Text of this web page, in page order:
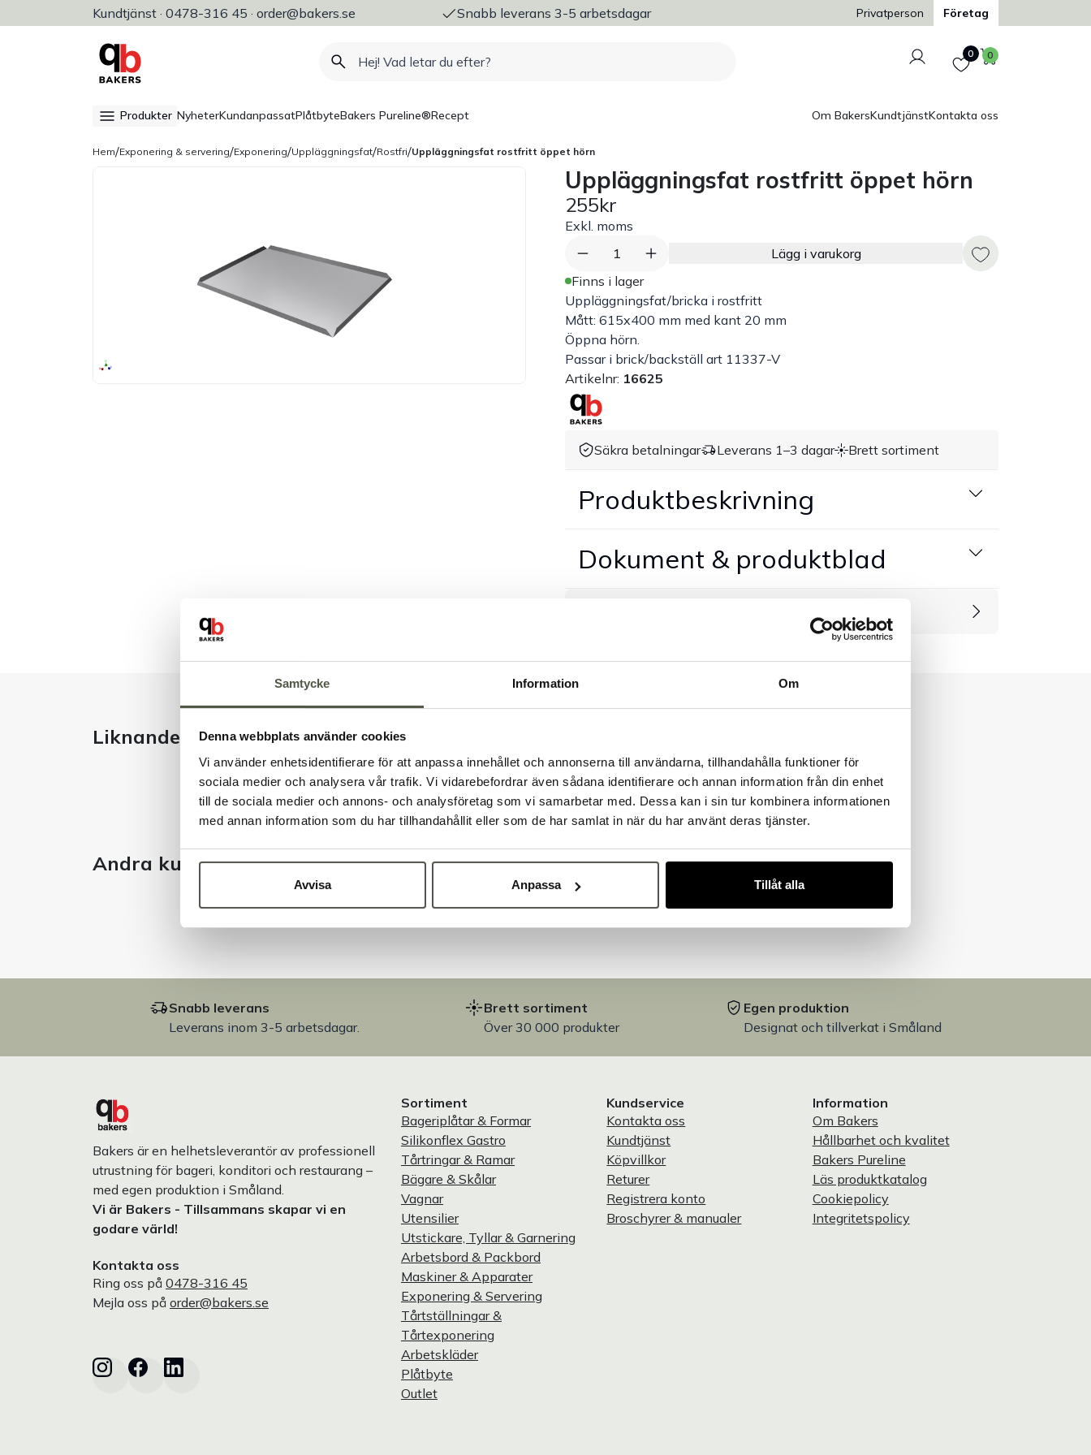
Samtycke Information Om
Denna webbplats använder cookies
Vi använder enhetsidentifierare för att anpassa innehållet och annonserna till användarna, tillhandahålla funktioner för
sociala medier och analysera vår trafik. Vi vidarebefordrar även sådana identifierare och annan information från din enhet
till de sociala medier och annons- och analysföretag som vi samarbetar med. Dessa kan i sin tur kombinera informationen
med annan information som du har tillhandahållit eller som de har samlat in när du har använt deras tjänster.
Avvisa Anpassa Tillåt alla
Kundtjänst · 0478-316 45 · order@bakers.se
Allt för bageri, konditori & restaurang Snabb leverans 3-5 arbetsdagar Trygg och säker betalning
Privatperson Företag
Logga in
Favoriter
0 Varukorg
0
Produkter NyheterKundanpassatPlåtbyteBakers Pureline®Recept Om BakersKundtjänstKontakta oss
Hem/Exponering & servering/Exponering/Uppläggningsfat/Rostfri/Uppläggningsfat rostfritt öppet hörn
Uppläggningsfat rostfritt öppet hörn
255kr
Exkl. moms
1
Lägg i varukorg
Finns i lager
Uppläggningsfat/bricka i rostfritt
Mått: 615x400 mm med kant 20 mm
Öppna hörn.
Passar i brick/backställ art 11337-V
Artikelnr: 16625
Säkra betalningar Leverans 1–3 dagar Brett sortiment
Produktbeskrivning
Dokument & produktblad
Liknande produkter
Andra kunder tittade även på
Snabb leverans
Leverans inom 3-5 arbetsdagar.
Brett sortiment
Över 30 000 produkter
Egen produktion
Designat och tillverkat i Småland
Bakers är en helhetsleverantör av professionell
utrustning för bageri, konditori och restaurang –
med egen produktion i Småland.
Vi är Bakers - Tillsammans skapar vi en
godare värld!
Kontakta oss
Ring oss på 0478-316 45
Mejla oss på order@bakers.se
Sortiment
Bageriplåtar & Formar
Silikonflex Gastro
Tårtringar & Ramar
Bägare & Skålar
Vagnar
Utensilier
Utstickare, Tyllar & Garnering
Arbetsbord & Packbord
Maskiner & Apparater
Exponering & Servering
Tårtställningar &
Tårtexponering
Arbetskläder
Plåtbyte
Outlet
Kundservice
Kontakta oss
Kundtjänst
Köpvillkor
Returer
Registrera konto
Broschyrer & manualer
Information
Om Bakers
Hållbarhet och kvalitet
Bakers Pureline
Läs produktkatalog
Cookiepolicy
Integritetspolicy
Välkommen till Bakers!
Handlar du som företag eller privatperson?
Fortsätt som privatperson
Fortsätt som företag